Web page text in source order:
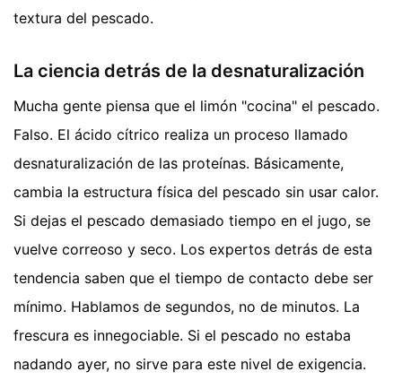
textura del pescado.
La ciencia detrás de la desnaturalización
Mucha gente piensa que el limón "cocina" el pescado.
Falso. El ácido cítrico realiza un proceso llamado
desnaturalización de las proteínas. Básicamente,
cambia la estructura física del pescado sin usar calor.
Si dejas el pescado demasiado tiempo en el jugo, se
vuelve correoso y seco. Los expertos detrás de esta
tendencia saben que el tiempo de contacto debe ser
mínimo. Hablamos de segundos, no de minutos. La
frescura es innegociable. Si el pescado no estaba
nadando ayer, no sirve para este nivel de exigencia.